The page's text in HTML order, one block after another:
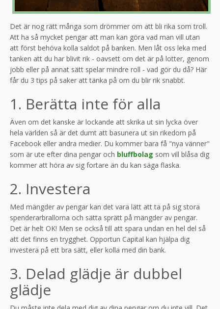
Det är nog rätt många som drömmer om att bli rika som troll.
Att ha så mycket pengar att man kan göra vad man vill utan
att först behöva kolla saldot på banken. Men låt oss leka med
tanken att du har blivit rik - oavsett om det är på lotter, genom
jobb eller på annat sätt spelar mindre roll - vad gör du då? Här
får du 3 tips på saker att tänka på om du blir rik snabbt.
1. Berätta inte för alla
Även om det kanske är lockande att skrika ut sin lycka över
hela världen så är det dumt att basunera ut sin rikedom på
Facebook eller andra medier. Du kommer bara få "nya vänner"
som är ute efter dina pengar och bluffbolag som vill blåsa dig
kommer att höra av sig fortare än du kan säga flaska.
2. Investera
Med mängder av pengar kan det vara lätt att ta på sig stora
spenderarbrallorna och sätta sprätt på mängder av pengar.
Det är helt OK! Men se också till att spara undan en hel del så
att det finns en trygghet. Opportun Capital kan hjälpa dig
investera på ett bra sätt, eller kolla med din bank.
3. Delad glädje är dubbel
glädje